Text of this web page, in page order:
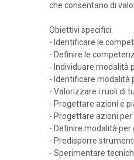
che consentano di
Obiettivi specifici:
- Identificare le
- Definire le
- Individuare modalità
- Identificare modalità
- Valorizzare i ruoli di
- Progettare azioni e
- Progettare azioni
- Definire modalità
- Predisporre
- Sperimentare